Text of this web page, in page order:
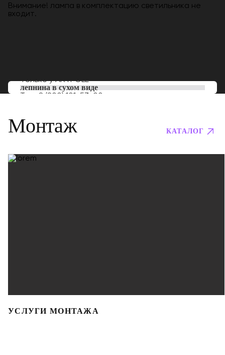
Внимание! лампа в комплектацию светильника не
входит.
Только уARTPOLE
лепнина в сухом виде
Тел: 8 (800) 101-53-00
Монтаж КАТАЛОГ
УСЛУГИ МОНТАЖА